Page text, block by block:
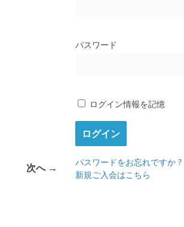
次へ →
パスワード
ログイン情報を記憶
パスワードをお忘れですか ?
新規ご入会はこちら